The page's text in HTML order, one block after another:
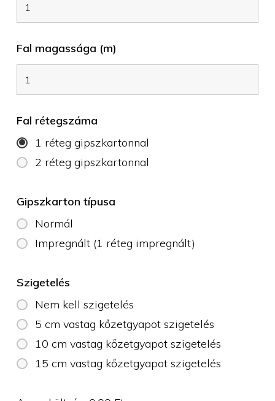
Fal magassága (m)
Fal rétegszáma
1 réteg gipszkartonnal
2 réteg gipszkartonnal
Gipszkarton típusa
Normál
Impregnált (1 réteg impregnált)
Szigetelés
Nem kell szigetelés
5 cm vastag kőzetgyapot szigetelés
10 cm vastag kőzetgyapot szigetelés
15 cm vastag kőzetgyapot szigetelés